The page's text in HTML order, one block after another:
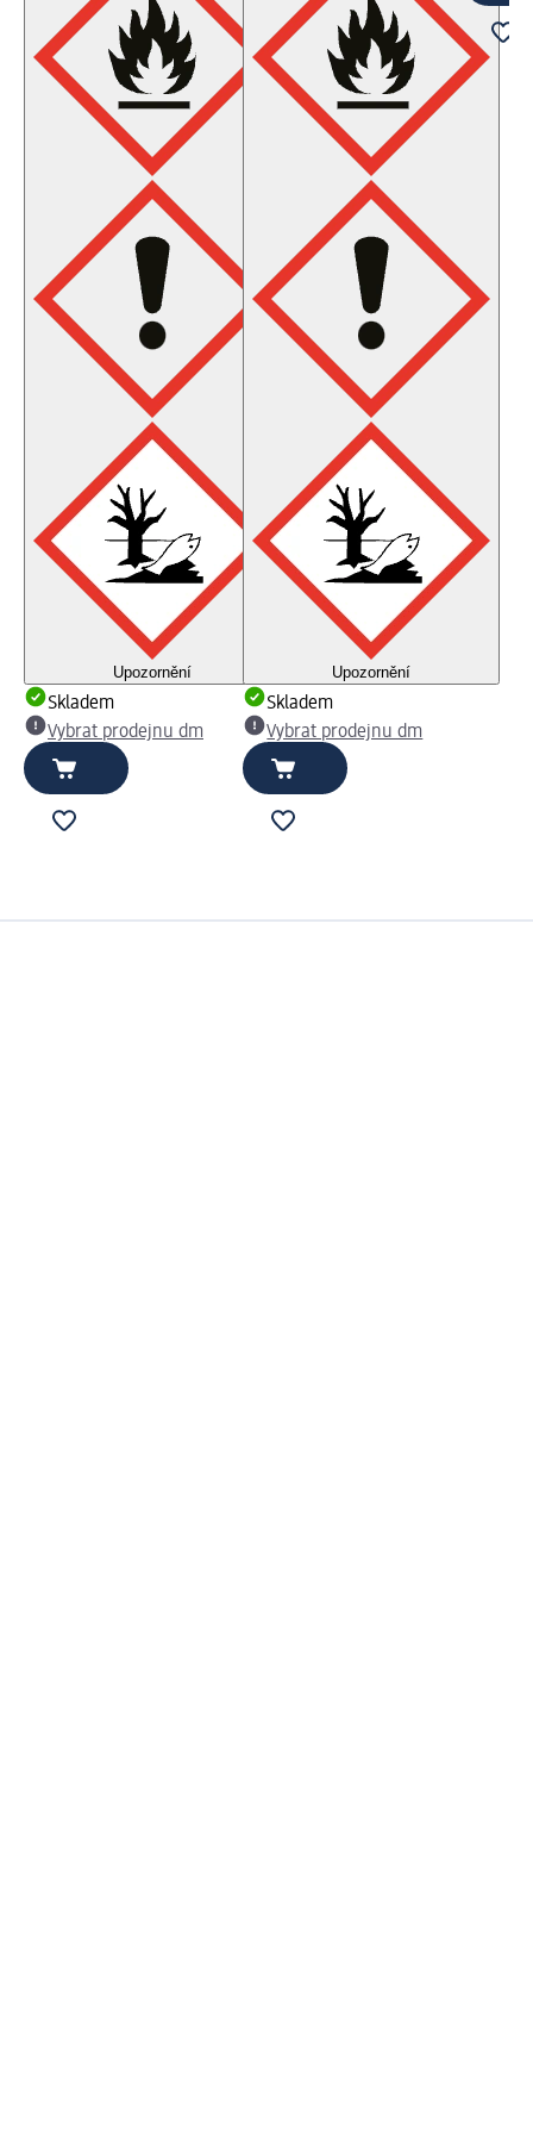
Upozornění
Skladem
Vybrat prodejnu dm
Upozornění
Skladem
Vybrat prodejnu dm